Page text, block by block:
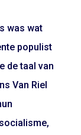
was wat
populist
de taal van
Van Riel